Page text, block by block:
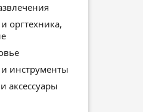
оргтехника,
инструменты
аксессуары